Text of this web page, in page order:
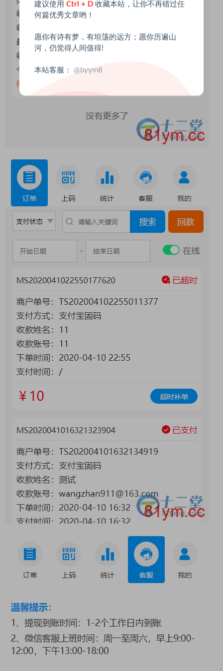
建议使用 Ctrl + D 收藏本站，让你不再错过任
何篇优秀文章哟！
愿你有诗有梦，有坦荡的远方；愿你历遍山
河，仍觉得人间值得!
本站客服： @byym8